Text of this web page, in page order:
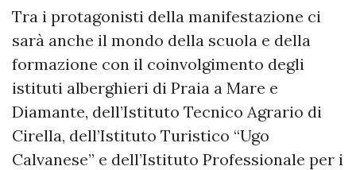
Tra i protagonisti della manifestazione ci
sarà anche il mondo della scuola e della
formazione con il coinvolgimento degli
istituti alberghieri di Praia a Mare e
Diamante, dell’Istituto Tecnico Agrario di
Cirella, dell’Istituto Turistico “Ugo
Calvanese” e dell’Istituto Professionale per i